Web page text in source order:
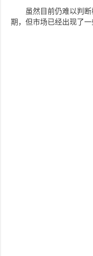
虽然目前仍难以判
期，但市场已经出现了一